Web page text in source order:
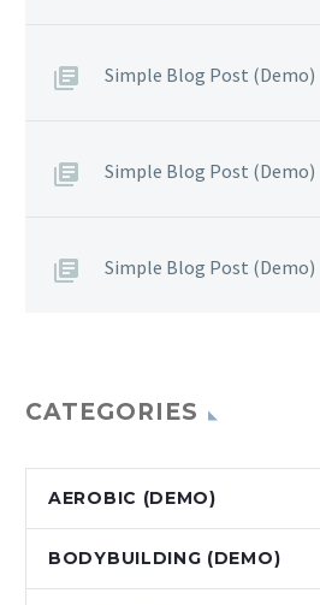
Simple Blog Post (Demo)
Simple Blog Post (Demo)
Simple Blog Post (Demo)
CATEGORIES
AEROBIC (DEMO)
BODYBUILDING (DEMO)